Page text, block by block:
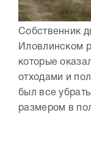
Собственник
Иловлинском
которые
отходами и
был все
размером в